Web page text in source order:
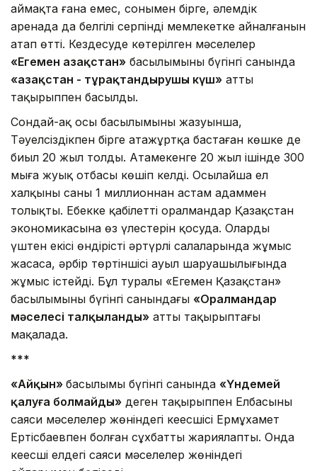
ай­мақта ғана емес, сонымен бірге, әлемдік
аренада да белгілі серпінді мемлекетке айналғанын
атап өтті. Кездесуде көтерілген мәселелер
«Егемен Қазақстан» басылымының бүгінгі санында
«Қазақстан - тұрақтандырушы күш» атты
тақырыппен басылды.
Сондай-ақ осы басылымының жазуынша,
Тәуелсіздікпен бірге атажұртқа бастаған көшке де
биыл 20 жыл толды. Атамекенге 20 жыл ішінде 300
мыңға жуық отбасы көшіп келді. Осылайша ел
халқының саны 1 миллионнан астам адаммен
толықты. Еңбекке қабілетті оралмандар Қазақстан
экономикасына өз үлестерін қосуда. Олардың
үштен екісі өндірістің әртүрлі салаларында жұмыс
жасаса, әрбір төртіншісі ауыл шаруашылығында
жұмыс істейді. Бұл туралы «Егемен Қазақстан»
басылымының бүгінгі санындағы «Оралмандар
мәселесі талқыланды» атты тақырыптағы
мақалада.
***
«Айқын» басылымы бүгінгі санында «Үндемей
қалуға болмайды» деген тақырыппен Елбасының
саяси мәселелер жөніндегі кеңесшісі Ермұхамет
Ертісбаевпен болған сұхбатты жариялапты. Онда
кеңесші елдегі саяси мәселелер жөніндегі